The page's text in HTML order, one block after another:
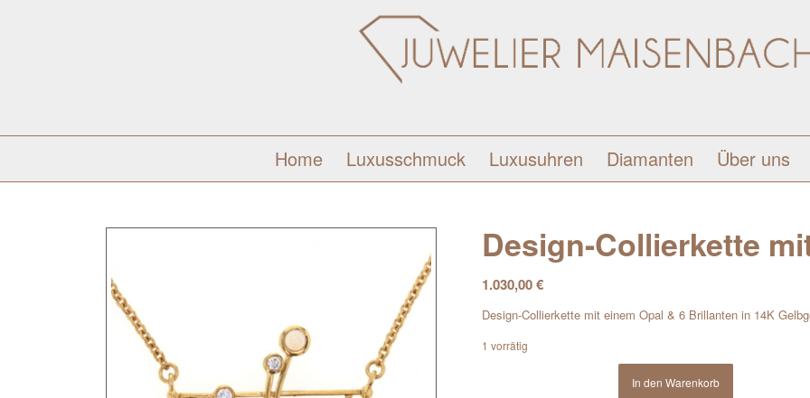
Home Luxusschmuck Luxusuhren Diamanten Über uns
Design-Collierkette
1.030,00€
Design-Collierkette mit einem Opal & 6 Brillanten in 14K
1 vorrätig
In den Warenkorb